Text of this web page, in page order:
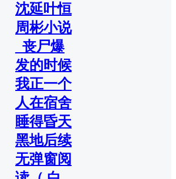
沈延叶恒
周彬小说
_丧尸爆
发的时候
我正一个
人在宿舍
睡得昏天
黑地后续
无弹窗阅